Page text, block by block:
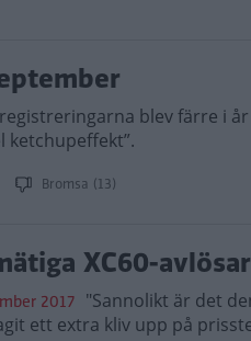
blev färre i
ketchupeffekt”.
Bromsa (13)
XC60-
2017 "Sannolikt är det
ett extra kliv upp på